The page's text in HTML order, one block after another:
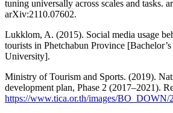
tuning universally across scales and tasks.
arXiv:2110.07602.
Lukklom, A. (2015). Social media usage
tourists in Phetchabun Province [Bachelor’s
University].
Ministry of Tourism and Sports. (2019).
development plan, Phase 2 (2017–2021).
https://www.tica.or.th/images/BO_DOWN/